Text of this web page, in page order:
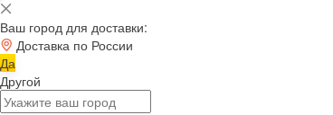
Ваш город для доставки:
Доставка по России
Да
Другой